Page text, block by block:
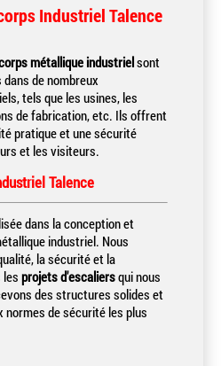
Industriel Talence
métallique industrielsont
de nombreux
tels que les usines, les
de fabrication, etc. Ils offrent
pratique et une sécurité
et les visiteurs.
Talence
dans la conception et
industriel. Nous
la sécurité et la
projets d'escaliersqui nous
des structures solides et
normes de sécurité les plus